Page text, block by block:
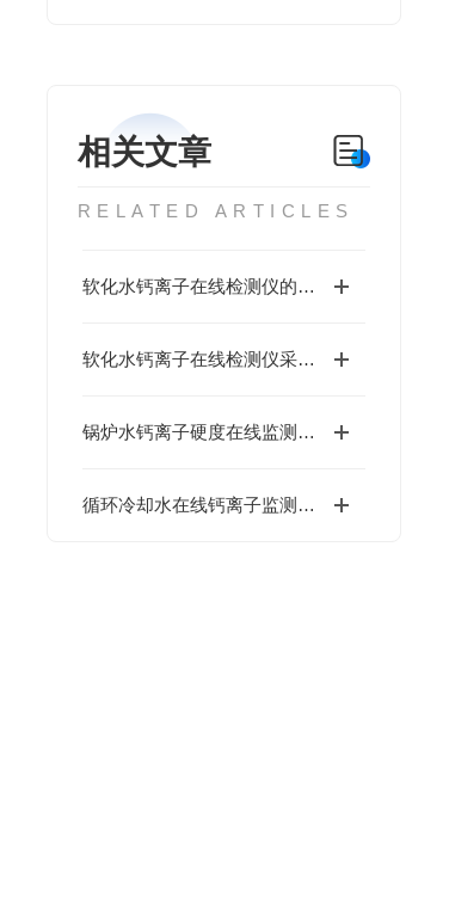
相关文章
RELATED ARTICLES
软化水钙离子在线检测仪的核心功能与应用优势
软化水钙离子在线检测仪采用电极法原理的优点有哪些？
锅炉水钙离子硬度在线监测仪的选购要点解析
循环冷却水在线钙离子监测仪选购指南：核心参数、技术原理与工况适配全解析